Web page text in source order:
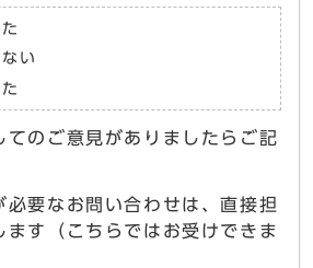
い
てのご意見がありましたらご記
必要なお問い合わせは、直接担
ます（こちらではお受けできま